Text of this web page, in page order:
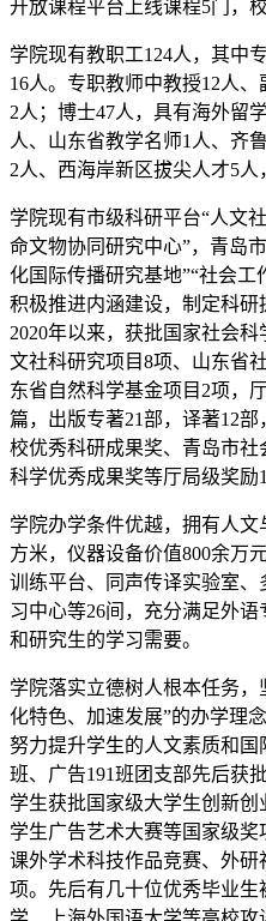
开放课程平台上线课程5门，
学院现有教职工124人，其中
16人。专职教师中教授12人
2人；博士47人，具有海外留
人、山东省教学名师1人、齐
2人、西海岸新区拔尖人才5人
学院现有市级科研平台“人文
命文物协同研究中心”，青岛
化国际传播研究基地”“社会工
积极推进内涵建设，制定科研
2020年以来，获批国家社会
文社科研究项目8项、山东省
东省自然科学基金项目2项，
篇，出版专著21部，译著12
校优秀科研成果奖、青岛市
科学优秀成果奖等厅局级奖励
学院办学条件优越，拥有人
方米，仪器设备价值800余万
训练平台、同声传译实验室
习中心等26间，充分满足外
和研究生的学习需要。
学院落实立德树人根本任务
化特色、加速发展”的办学理
努力提升学生的人文素质和国
班、广告191班团支部先后获
学生获批国家级大学生创新创
学生广告艺术大赛等国家级奖
课外学术科技作品竞赛、外
项。先后有几十位优秀毕业